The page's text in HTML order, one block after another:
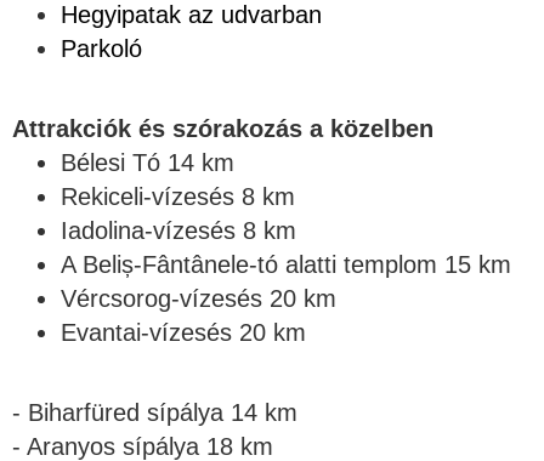
Hegyipatak az udvarban
Parkoló
Attrakciók és szórakozás a közelben
Bélesi Tó 14 km
Rekiceli-vízesés 8 km
Iadolina-vízesés 8 km
A Beliș-Fântânele-tó alatti templom 15 km
Vércsorog-vízesés 20 km
Evantai-vízesés 20 km
- Biharfüred sípálya 14 km
- Aranyos sípálya 18 km